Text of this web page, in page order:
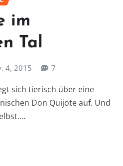
im
Tal
4, 2015 7
sich tierisch über eine
Don Quijote auf. Und